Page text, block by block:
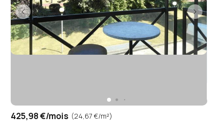
425,98 €/mois (24,67 €/m²)